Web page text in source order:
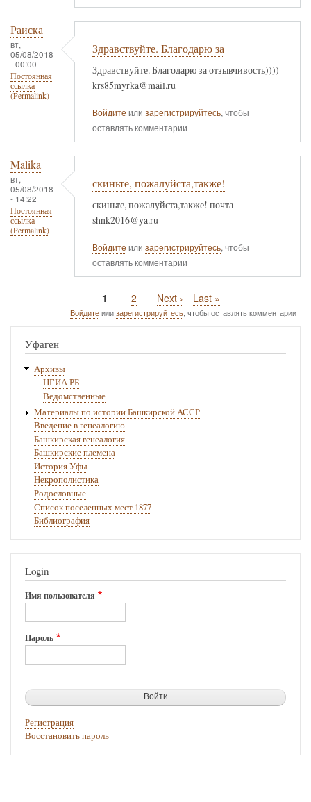
Раиска
вт,
05/08/2018
- 00:00
Постоянная
ссылка
(Permalink)
Здравствуйте. Благодарю за
Здравствуйте. Благодарю за отзывчивость))))
krs85myrka@mail.ru
Войдите или зарегистрируйтесь, чтобы
оставлять комментарии
Malika
вт,
05/08/2018
- 14:22
Постоянная
ссылка
(Permalink)
скиньте, пожалуйста,также!
скиньте, пожалуйста,также! почта
shnk2016@ya.ru
Войдите или зарегистрируйтесь, чтобы
оставлять комментарии
страниц
Текущая
страница
1 Page
2
Следующая
страница
Next ›
Последняя
страница
Last »
Войдитеилизарегистрируйтесь, чтобы оставлять комментарии
Уфаген
Архивы
ЦГИА РБ
Ведомственные
Материалы по истории Башкирской АССР
Введение в генеалогию
Башкирская генеалогия
Башкирские племена
История Уфы
Некрополистика
Родословные
Список поселенных мест 1877
Библиография
Login
Имя пользователя
Пароль
Регистрация
Восстановить пароль